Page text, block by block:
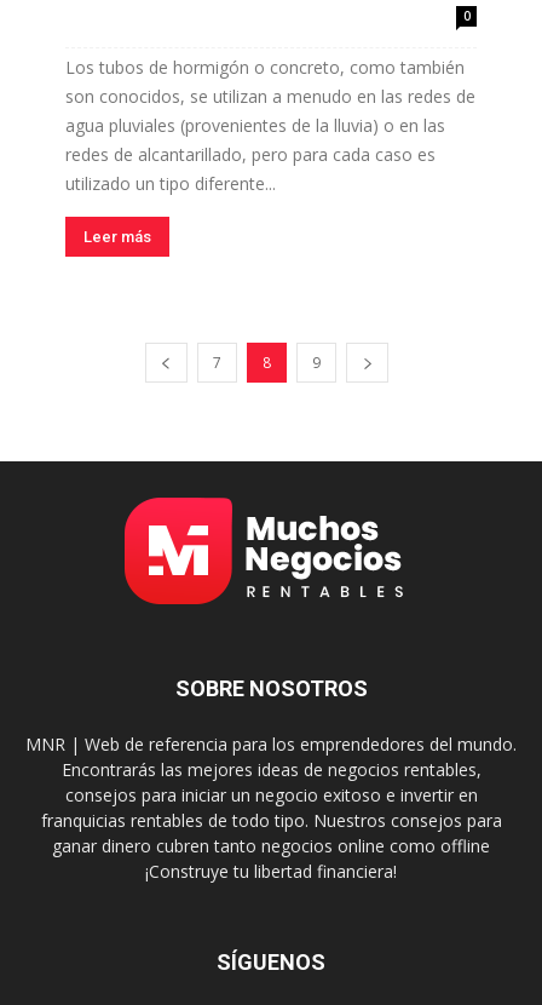
0
Los tubos de hormigón o concreto, como también
son conocidos, se utilizan a menudo en las redes de
agua pluviales (provenientes de la lluvia) o en las
redes de alcantarillado, pero para cada caso es
utilizado un tipo diferente...
Leer más
7 8 9
SOBRE NOSOTROS
MNR | Web de referencia para los emprendedores del mundo.
Encontrarás las mejores ideas de negocios rentables,
consejos para iniciar un negocio exitoso e invertir en
franquicias rentables de todo tipo. Nuestros consejos para
ganar dinero cubren tanto negocios online como offline
¡Construye tu libertad financiera!
SÍGUENOS